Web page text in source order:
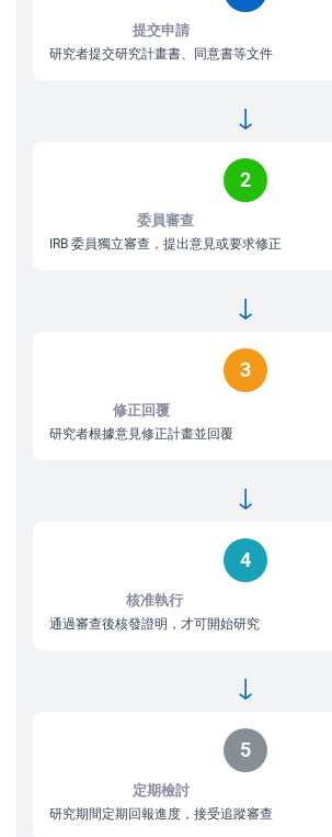
提交申請
研究者提交研究計畫書、同意書等文件
↓
2
委員審查
IRB 委員獨立審查，提出意見或要求修正
↓
3
修正回覆
研究者根據意見修正計畫並回覆
↓
4
核准執行
通過審查後核發證明，才可開始研究
↓
5
定期檢討
研究期間定期回報進度，接受追蹤審查